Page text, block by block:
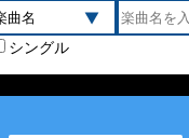
シングル